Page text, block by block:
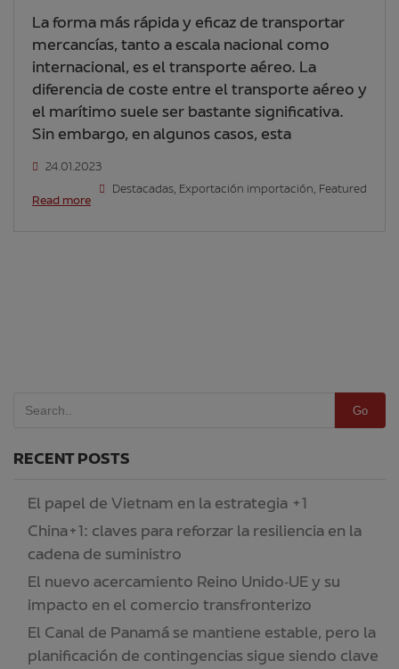
La forma más rápida y eficaz de transportar
mercancías, tanto a escala nacional como
internacional, es el transporte aéreo. La
diferencia de coste entre el transporte aéreo y
el marítimo suele ser bastante significativa.
Sin embargo, en algunos casos, esta
24.01.2023
Destacadas, Exportación importación, Featured
Read more
Go
RECENT POSTS
El papel de Vietnam en la estrategia +1
China+1: claves para reforzar la resiliencia en la
cadena de suministro
El nuevo acercamiento Reino Unido‑UE y su
impacto en el comercio transfronterizo
El Canal de Panamá se mantiene estable, pero la
planificación de contingencias sigue siendo clave